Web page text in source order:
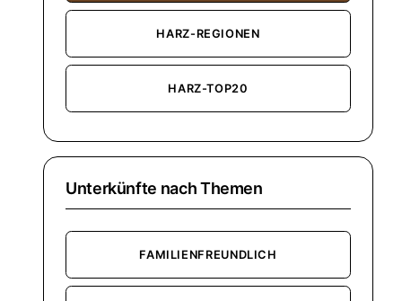
HARZ-REGIONEN
HARZ-TOP20
Unterkünfte nach Themen
FAMILIENFREUNDLICH